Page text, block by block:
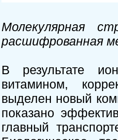
Молекулярная
расшифрованная
В результате
витамином,
выделен новый
показано
главный